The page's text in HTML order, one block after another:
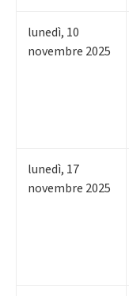
lunedì, 10
novembre 2025
lunedì, 17
novembre 2025